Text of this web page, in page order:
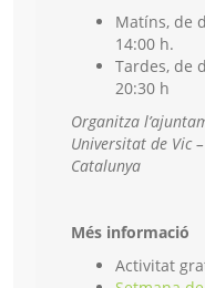
Matíns, de
14:00 h.
Tardes, de
20:30 h
Organitza
Universitat de Vic
Catalunya
Més informació
Activitat